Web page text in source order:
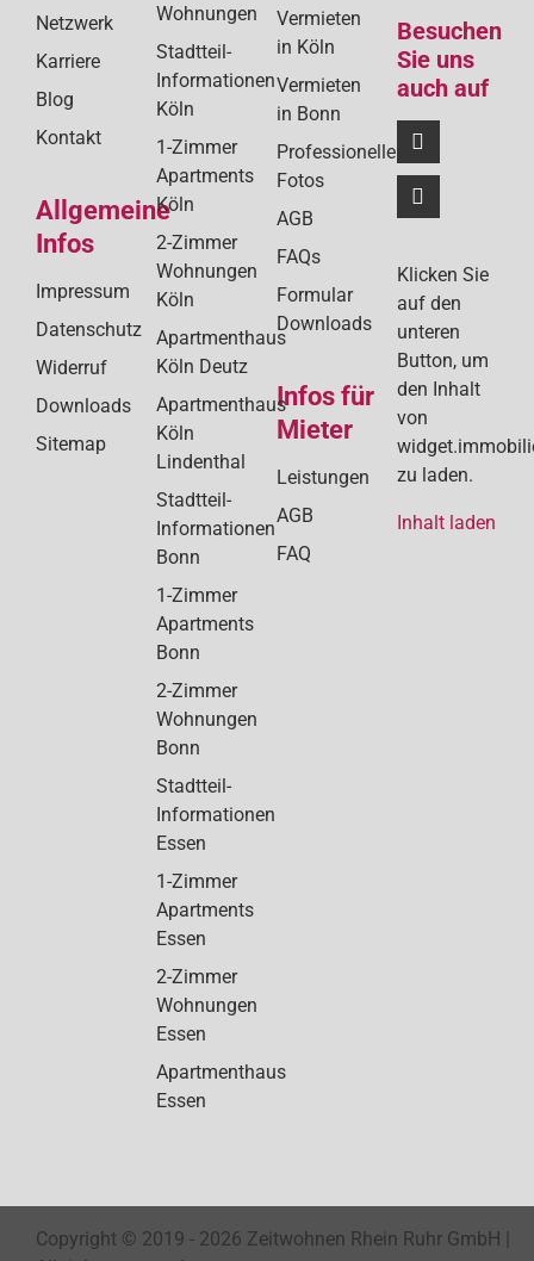
Netzwerk
Karriere
Blog
Kontakt
Allgemeine
Infos
Impressum
Datenschutz
Widerruf
Downloads
Sitemap
Wohnungen
Stadtteil-
Informationen
Köln
1-Zimmer
Apartments
Köln
2-Zimmer
Wohnungen
Köln
Apartmenthaus
Köln Deutz
Apartmenthaus
Köln
Lindenthal
Stadtteil-
Informationen
Bonn
1-Zimmer
Apartments
Bonn
2-Zimmer
Wohnungen
Bonn
Stadtteil-
Informationen
Essen
1-Zimmer
Apartments
Essen
2-Zimmer
Wohnungen
Essen
Apartmenthaus
Essen
Vermieten
in Köln
Vermieten
in Bonn
Professionelle
Fotos
AGB
FAQs
Formular
Downloads
Infos für
Mieter
Leistungen
AGB
FAQ
Besuchen
Sie uns
auch auf
Klicken Sie
auf den
unteren
Button, um
den Inhalt
von
zu laden.
Inhalt laden
Copyright © 2019 - 2026 Zeitwohnen Rhein Ruhr GmbH |